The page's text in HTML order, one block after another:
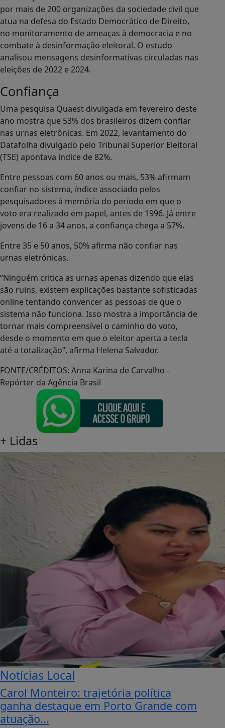
por mais de 200 organizações da sociedade civil que
atua na defesa do Estado Democrático de Direito,
no monitoramento de ameaças à democracia e no
combate à desinformação eleitoral. O estudo
analisou mensagens desinformativas circuladas nas
eleições de 2022 e 2024.
Confiança
Uma pesquisa Quaest divulgada em fevereiro deste
ano mostra que 53% dos brasileiros dizem confiar
nas urnas eletrônicas. Em 2022, levantamento do
Datafolha divulgado pelo Tribunal Superior Eleitoral
(TSE) apontava índice de 82%.
Entre pessoas com 60 anos ou mais, 53% afirmam
confiar no sistema, índice associado pelos
pesquisadores à memória do período em que o
voto era realizado em papel, antes de 1996. Já entre
jovens de 16 a 34 anos, a confiança chega a 57%.
Entre 35 e 50 anos, 50% afirma não confiar nas
urnas eletrônicas.
“Ninguém critica as urnas apenas dizendo que elas
são ruins, existem explicações bastante sofisticadas
online tentando convencer as pessoas de que o
sistema não funciona. Isso mostra a importância de
tornar mais compreensível o caminho do voto,
desde o momento em que o eleitor aperta a tecla
até a totalização”, afirma Helena Salvador.
FONTE/CRÉDITOS: Anna Karina de Carvalho -
Repórter da Agência Brasil
+ Lidas
Notícias Local
Carol Monteiro: trajetória política
ganha destaque em Porto Grande com
atuação...